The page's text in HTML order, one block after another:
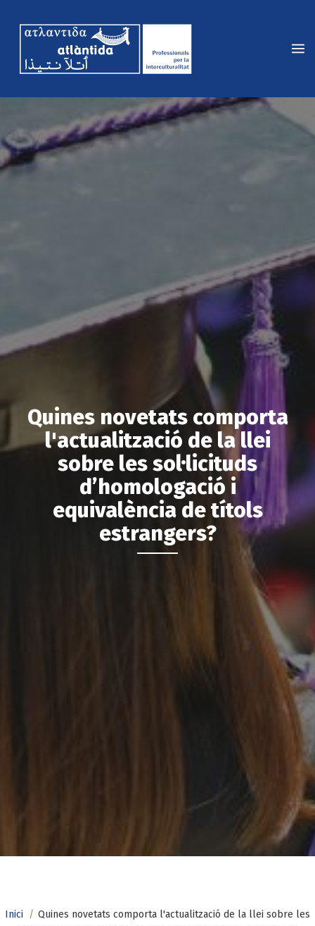
Quines novetats comporta
l'actualització de la llei
sobre les sol·licituds
d’homologació i
equivalència de títols
estrangers?
Fil
Inici
Quines novetats comporta l'actualització de la llei sobre les